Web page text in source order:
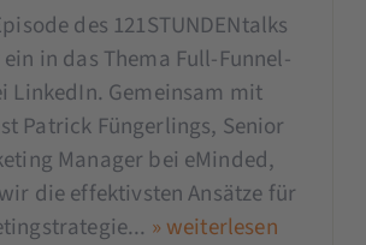
des 121STUNDENtalks
in das Thema Full-Funnel-
LinkedIn. Gemeinsam mit
Patrick Füngerlings, Senior
Manager bei eMinded,
die effektivsten Ansätze für
» weiterlesen